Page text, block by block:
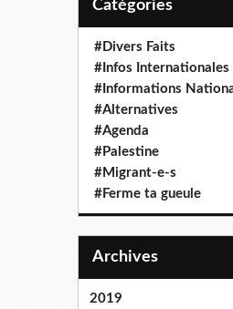
Catégories
#Divers Faits
#Infos Internationales
#Informations
#Alternatives
#Agenda
#Palestine
#Migrant-e-s
#Ferme ta gueule
Archives
2019